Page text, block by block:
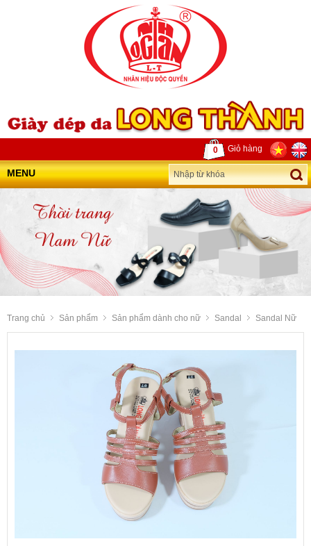
0 Giỏ hàng
MENU
Trang chủ Sản phẩm Sản phẩm dành cho nữ Sandal Sandal Nữ